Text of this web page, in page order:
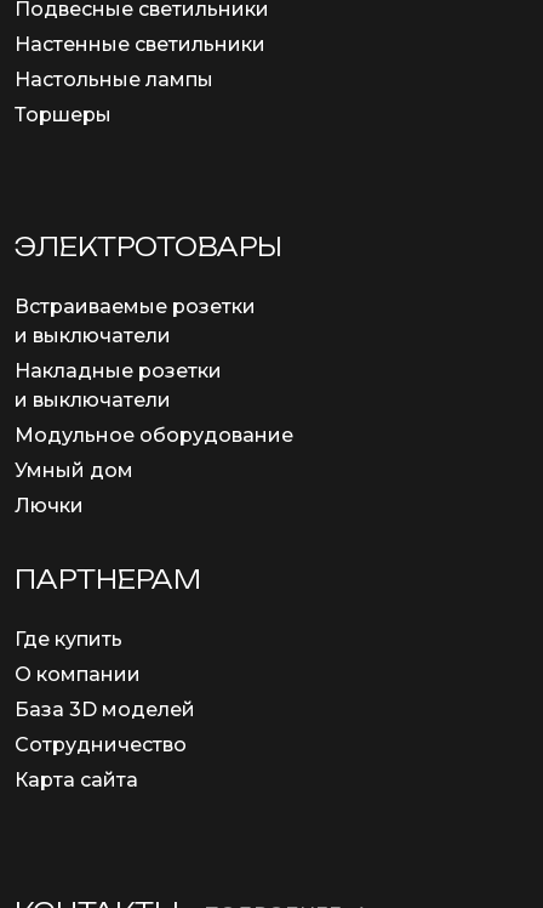
Подвесные светильники
Настенные светильники
Настольные лампы
Торшеры
ЭЛЕКТРОТОВАРЫ
Встраиваемые розетки
и выключатели
Накладные розетки
и выключатели
Модульное оборудование
Умный дом
Лючки
ПАРТНЕРАМ
Где купить
О компании
База 3D моделей
Сотрудничество
Карта сайта